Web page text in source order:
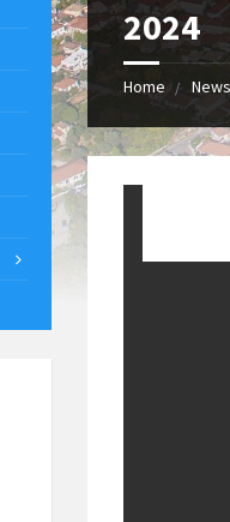
2024
Home News